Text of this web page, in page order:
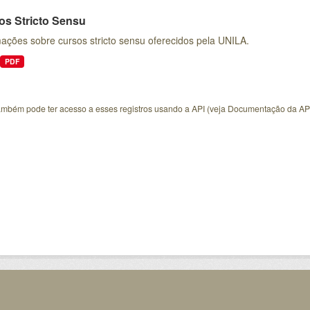
Stricto Sensu
sobre cursos stricto sensu oferecidos pela UNILA.
PDF
pode ter acesso a esses registros usando a API(veja Documentação da